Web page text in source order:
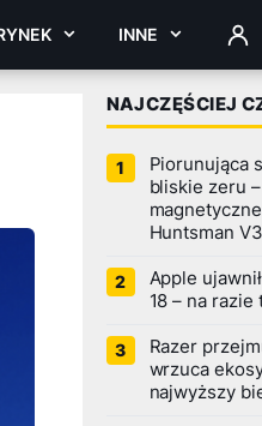
INNE
NAJCZĘŚCIEJ
Piorunująca
bliskie zeru
Huntsman
Apple
18 – na
Razer
wrzuca
najwyższy